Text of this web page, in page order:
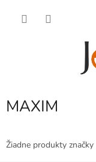
MAXIM
Žiadne produkty značky